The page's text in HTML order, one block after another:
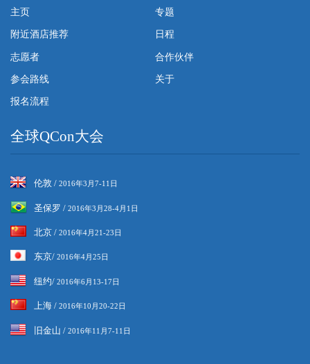
主页 专题
附近酒店推荐 日程
志愿者 合作伙伴
参会路线 关于
报名流程
全球QCon大会
伦敦 / 2016年3月7-11日
圣保罗 / 2016年3月28-4月1日
北京 / 2016年4月21-23日
东京/ 2016年4月25日
纽约/ 2016年6月13-17日
上海 / 2016年10月20-22日
旧金山 / 2016年11月7-11日